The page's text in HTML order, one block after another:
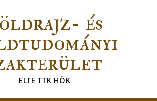
és
ELTE TTK HÖK